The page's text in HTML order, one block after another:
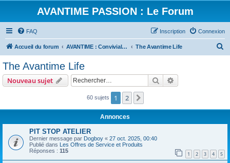
AVANTIME PASSION : Le Forum
FAQ Connexion
Inscription
Accueil du forum AVANTIME : Convivialité et Partage The Avantime Life
r
The Avantime Life
Nouveau sujet Rechercher
60 sujets 1 2
Annonces
PIT STOP ATELIER
Dernier message par Dogboy « 27 oct. 2025, 00:40
Publié dans Les Offres de Service et Produits
Réponses : 115 1 2 3 4 5